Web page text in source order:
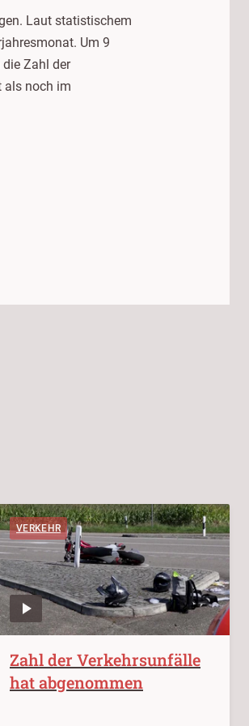
Laut statistischem
Um 9
Zahl der
als noch im
VERKEHR
Zahl der Verkehrsunfälle
hat abgenommen